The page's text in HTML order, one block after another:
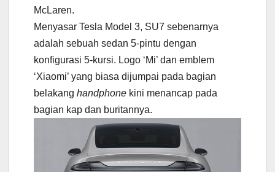
McLaren.
Menyasar Tesla Model 3, SU7 sebenarnya
adalah sebuah sedan 5-pintu dengan
konfigurasi 5-kursi. Logo ‘Mi’ dan emblem
‘Xiaomi’ yang biasa dijumpai pada bagian
belakang handphone kini menancap pada
bagian kap dan buritannya.